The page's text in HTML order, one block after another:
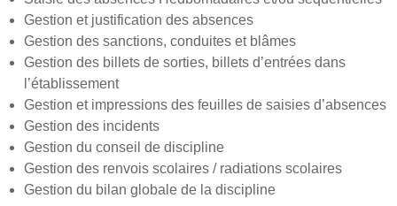
Gestion et justification des absences
Gestion des sanctions, conduites et blâmes
Gestion des billets de sorties, billets d’entrées dans
l’établissement
Gestion et impressions des feuilles de saisies d’absences
Gestion des incidents
Gestion du conseil de discipline
Gestion des renvois scolaires / radiations scolaires
Gestion du bilan globale de la discipline